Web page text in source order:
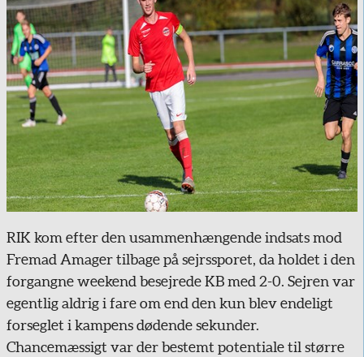
RIK kom efter den usammenhængende indsats mod
Fremad Amager tilbage på sejrssporet, da holdet i den
forgangne weekend besejrede KB med 2-0. Sejren var
egentlig aldrig i fare om end den kun blev endeligt
forseglet i kampens dødende sekunder.
Chancemæssigt var der bestemt potentiale til større